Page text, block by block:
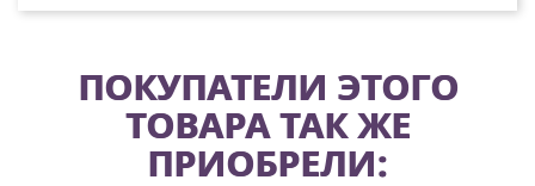
ПОКУПАТЕЛИ ЭТОГО
ТОВАРА ТАК ЖЕ
ПРИОБРЕЛИ: